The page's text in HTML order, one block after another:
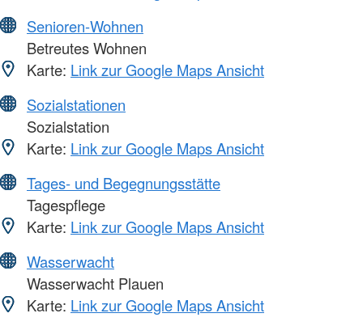
Senioren-Wohnen
Betreutes Wohnen
Karte: Link zur Google Maps Ansicht
Sozialstationen
Sozialstation
Karte: Link zur Google Maps Ansicht
Tages- und Begegnungsstätte
Tagespflege
Karte: Link zur Google Maps Ansicht
Wasserwacht
Wasserwacht Plauen
Karte: Link zur Google Maps Ansicht